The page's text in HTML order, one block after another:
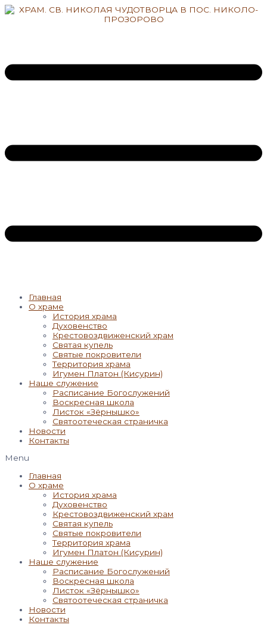
Перейти
Главная
О храме
История храма
Духовенство
Крестовоздвиженский храм
Святая купель
Святые покровители
Территория храма
Игумен Платон (Кисурин)
Наше служение
Расписание Богослужений
Воскресная школа
Листок «Зёрнышко»
Святоотеческая страничка
Новости
Контакты
Menu
Главная
О храме
История храма
Духовенство
Крестовоздвиженский храм
Святая купель
Святые покровители
Территория храма
Игумен Платон (Кисурин)
Наше служение
Расписание Богослужений
Воскресная школа
Листок «Зёрнышко»
Святоотеческая страничка
Новости
Контакты